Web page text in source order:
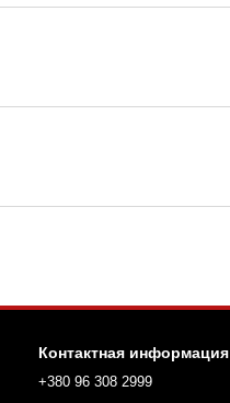
Контактная информация
+380 96 308 2999